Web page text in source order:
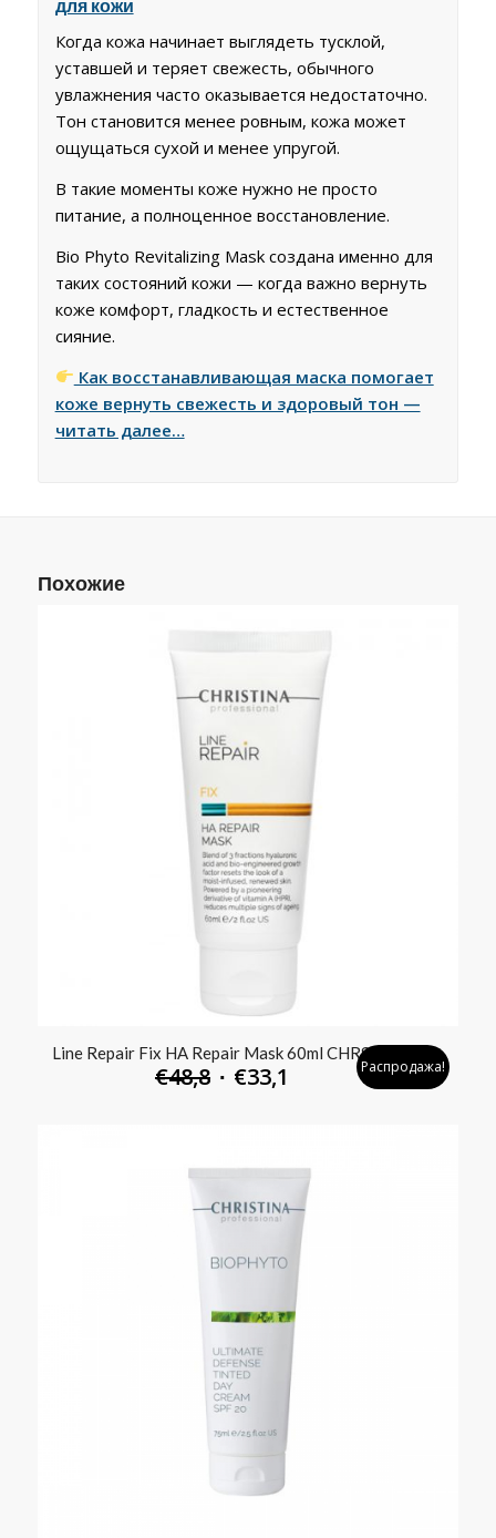
для кожи
Когда кожа начинает выглядеть тусклой,
уставшей и теряет свежесть, обычного
увлажнения часто оказывается недостаточно.
Тон становится менее ровным, кожа может
ощущаться сухой и менее упругой.
В такие моменты коже нужно не просто
питание, а полноценное восстановление.
Bio Phyto Revitalizing Mask создана именно для
таких состояний кожи — когда важно вернуть
коже комфорт, гладкость и естественное
сияние.
Как восстанавливающая маска помогает
коже вернуть свежесть и здоровый тон —
читать далее…
Похожие
Line Repair Fix HA Repair Mask 60ml CHR960
€48,8 Первоначальная
€33,1 ТекущаяРаспродажа!